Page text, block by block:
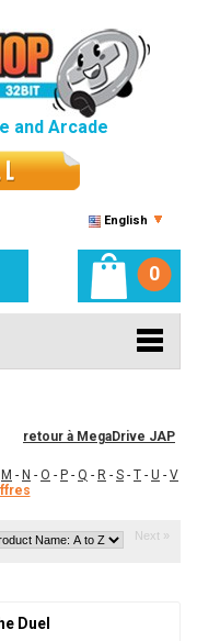
and Arcade
English
0
retour à MegaDrive JAP
M - N - O - P - Q - R - S - T - U - V
Next »
Duel